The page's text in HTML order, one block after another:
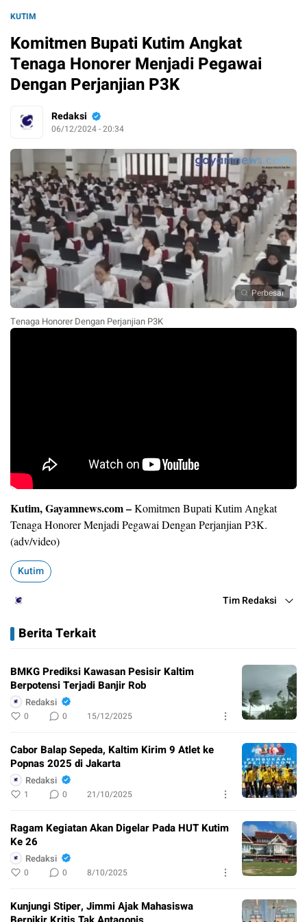
KUTIM
Komitmen Bupati Kutim Angkat
Tenaga Honorer Menjadi Pegawai
Dengan Perjanjian P3K
Redaksi
06/12/2024 - 20:34
Perbesar
Tenaga Honorer Dengan Perjanjian P3K
Kutim, Gayamnews.com –Komitmen Bupati Kutim Angkat
Tenaga Honorer Menjadi Pegawai Dengan Perjanjian P3K.
(adv/video)
Kutim
Tim Redaksi
Berita Terkait
BMKG Prediksi Kawasan Pesisir Kaltim
Berpotensi Terjadi Banjir Rob
Redaksi
0 0 15/12/2025
Cabor Balap Sepeda, Kaltim Kirim 9 Atlet ke
Popnas 2025 di Jakarta
Redaksi
1 0 21/10/2025
Ragam Kegiatan Akan Digelar Pada HUT Kutim
Ke 26
Redaksi
0 0 8/10/2025
Kunjungi Stiper, Jimmi Ajak Mahasiswa